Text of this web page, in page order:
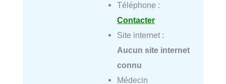
Téléphone :
Contacter
Site internet :
Aucun site internet
connu
Médecin